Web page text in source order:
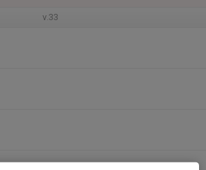
v.33